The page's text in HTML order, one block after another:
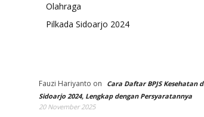
Olahraga
Pilkada Sidoarjo 2024
Fauzi Hariyanto on
Cara Daftar BPJS Kesehatan
Sidoarjo 2024, Lengkap dengan Persyaratannya
20 November 2025